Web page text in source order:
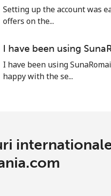
665 min pentru ⁦$10⁩
625 min pentru ⁦$10⁩
Setting up the account was
offers on the...
I have been using
I have been using
happy with the se...